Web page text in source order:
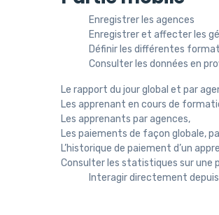
Enregistrer les agences
Enregistrer et affecter les
Définir les différentes
Consulter les données en
Le rapport du jour global et par
Les apprenant en cours de
Les apprenants par agences,
Les paiements de façon globale,
L’historique de paiement d’un
Consulter les statistiques sur une
Interagir directement